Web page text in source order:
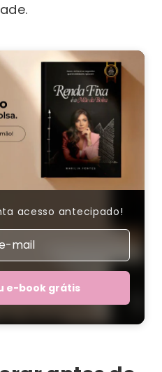
acesso antecipado!
e-book grátis